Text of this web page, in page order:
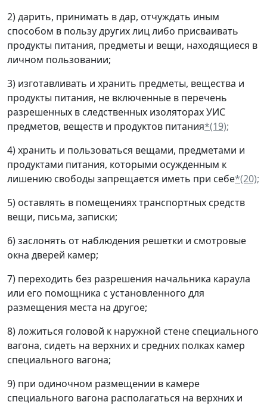
2) дарить, принимать в дар, отчуждать иным
способом в пользу других лиц либо присваивать
продукты питания, предметы и вещи, находящиеся в
личном пользовании;
3) изготавливать и хранить предметы, вещества и
продукты питания, не включенные в перечень
разрешенных в следственных изоляторах УИС
предметов, веществ и продуктов питания*(19);
4) хранить и пользоваться вещами, предметами и
продуктами питания, которыми осужденным к
лишению свободы запрещается иметь при себе*(20);
5) оставлять в помещениях транспортных средств
вещи, письма, записки;
6) заслонять от наблюдения решетки и смотровые
окна дверей камер;
7) переходить без разрешения начальника караула
или его помощника с установленного для
размещения места на другое;
8) ложиться головой к наружной стене специального
вагона, сидеть на верхних и средних полках камер
специального вагона;
9) при одиночном размещении в камере
специального вагона располагаться на верхних и